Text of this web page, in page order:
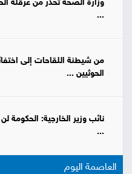
وزارة الصحة تُحذر من عرقلة
...
من شيطنة اللقاحات إلى
الحوثيين ...
نائب وزير الخارجية:
...
العاصمة اليوم